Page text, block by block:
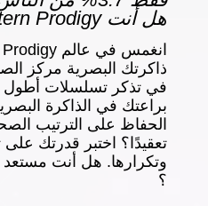
هل أنت Pattern Prodigy ؟
ذاكرتك البصرية مركز
في تذكر تسلسلات أطول
براعتك في الذاكرة
الحفاظ على الترتيب
تعقيدًا؟ اختبر قدرتك على
؟